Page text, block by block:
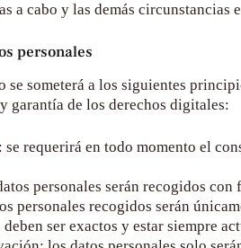
cabo y las demás circunstancias
personales
se someterá a los siguientes
garantía de los derechos digitales:
requerirá en todo momento el
personales serán recogidos
personales recogidos serán
ser exactos y estar siempre